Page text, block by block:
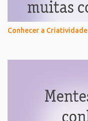
Conhecer a Criatividade